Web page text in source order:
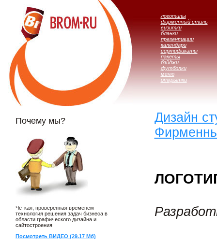
логотипы
фирменный стиль
визитки
бланки
презентации
календари
сертификаты
пакеты
бэйджи
футболки
меню
открытки
Почему мы?
Чёткая, проверенная временем
технология решения задач бизнеса в
области графического дизайна и
сайтостроения
Посмотреть ВИДЕО (29.17 Мб)
Дизайн